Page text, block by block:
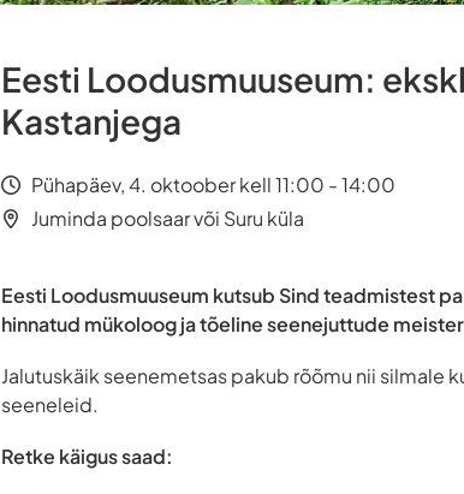
Eesti Loodusmuuseum:
Kastanjega
Pühapäev, 4. oktoober kell 11:00 - 14:00
Juminda poolsaar või Suru küla
Eesti Loodusmuuseum kutsub Sind teadmistest
hinnatud mükoloog ja tõeline seenejuttude
Jalutuskäik seenemetsas pakub rõõmu nii silmale
seeneleid.
Retke käigus saad: